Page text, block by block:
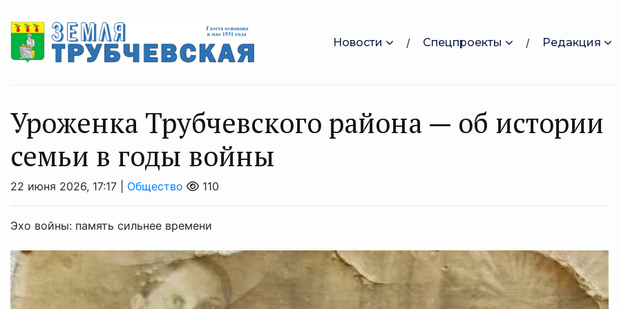
Новости Спецпроекты Редакция
Уроженка Трубчевского района — об истории
семьи в годы войны
22 июня 2026, 17:17 | Общество 110
Эхо войны: память сильнее времени